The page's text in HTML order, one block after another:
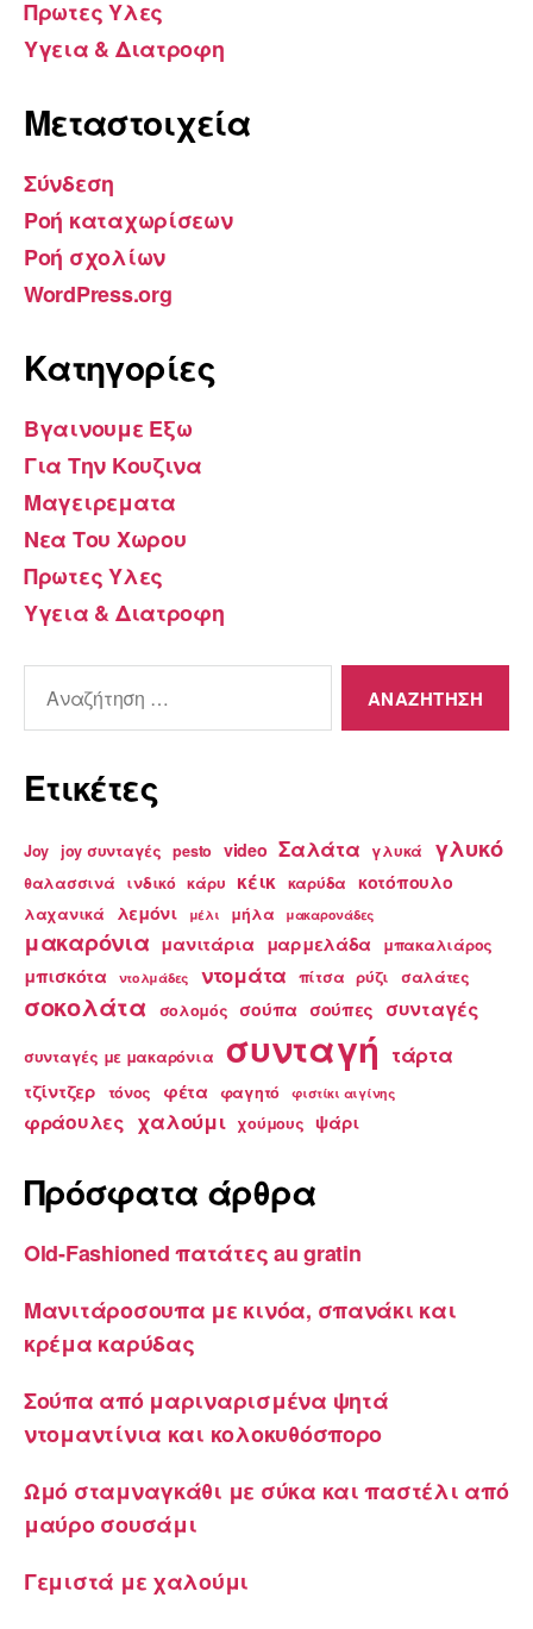
Πρωτες Υλες
Υγεια & Διατροφη
Μεταστοιχεία
Σύνδεση
Ροή καταχωρίσεων
Ροή σχολίων
WordPress.org
Kατηγορίες
Βγαινουμε Εξω
Για Την Κουζινα
Μαγειρεματα
Νεα Του Χωρου
Πρωτες Υλες
Υγεια & Διατροφη
για:
Ετικέτες
Joy joy συνταγές pesto video Σαλάτα γλυκά γλυκό
θαλασσινά ινδικό κάρυ κέικ καρύδα κοτόπουλο
λαχανικά λεμόνι μέλι μήλα μακαρονάδες
μακαρόνια μανιτάρια μαρμελάδα μπακαλιάρος
μπισκότα ντολμάδες ντομάτα πίτσα ρύζι σαλάτες
σοκολάτα σολομός σούπα σούπες συνταγές
συνταγές με μακαρόνια συνταγή τάρτα
τζίντζερ τόνος φέτα φαγητό φιστίκι αιγίνης
φράουλες χαλούμι χούμους ψάρι
Πρόσφατα άρθρα
Old-Fashioned πατάτες au gratin
Μανιτάροσουπα με κινόα, σπανάκι και
κρέμα καρύδας
Σούπα από μαριναρισμένα ψητά
ντομαντίνια και κολοκυθόσπορο
Ωμό σταμναγκάθι με σύκα και παστέλι από
μαύρο σουσάμι
Γεμιστά με χαλούμι